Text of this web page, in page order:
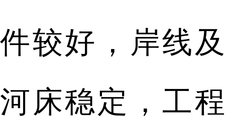
件较好，岸线及
河床稳定，工程